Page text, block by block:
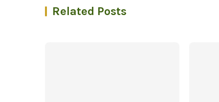
Related Posts